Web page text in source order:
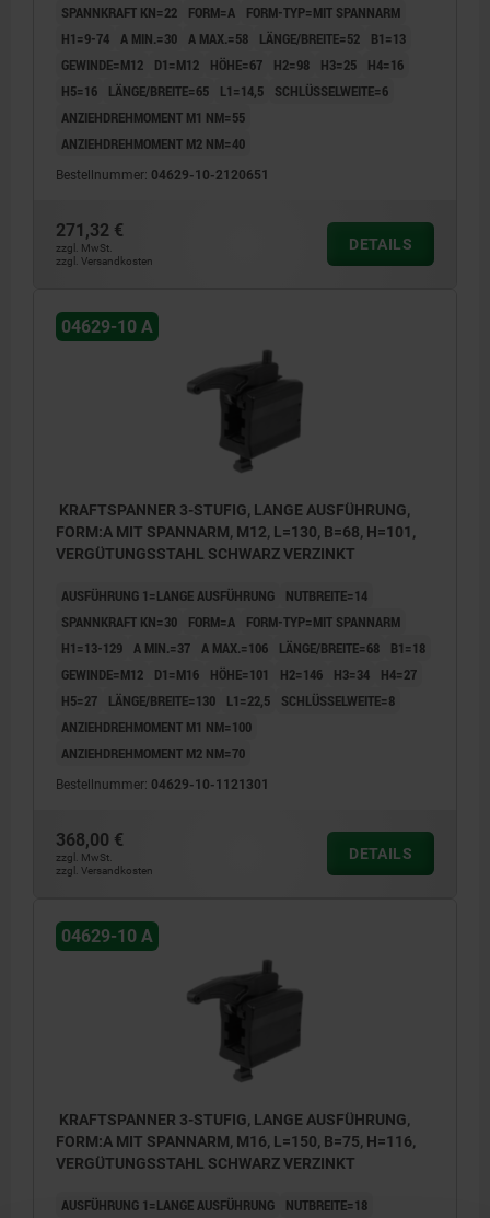
SPANNKRAFT KN=22
FORM=A
FORM-TYP=MIT SPANNARM
H1=9-74 A MIN.=30 A MAX.=58 LÄNGE/BREITE=52
B1=13
GEWINDE=M12
D1=M12 HÖHE=67 H2=98 H3=25
H4=16
H5=16
LÄNGE/BREITE=65 L1=14,5
SCHLÜSSELWEITE=6
ANZIEHDREHMOMENT M1 NM=55
ANZIEHDREHMOMENT M2 NM=40
Bestellnummer: 04629-10-2120651
271,32 €
zzgl. MwSt.
zzgl. Versandkosten
DETAILS
04629-10 A
KRAFTSPANNER 3-STUFIG, LANGE AUSFÜHRUNG,
FORM:A MIT SPANNARM, M12, L=130, B=68, H=101,
VERGÜTUNGSSTAHL SCHWARZ VERZINKT
AUSFÜHRUNG 1=LANGE AUSFÜHRUNG
NUTBREITE=14
SPANNKRAFT KN=30
FORM=A
FORM-TYP=MIT SPANNARM
H1=13-129 A MIN.=37 A MAX.=106 LÄNGE/BREITE=68
B1=18
GEWINDE=M12
D1=M16 HÖHE=101 H2=146 H3=34
H4=27
H5=27
LÄNGE/BREITE=130 L1=22,5
SCHLÜSSELWEITE=8
ANZIEHDREHMOMENT M1 NM=100
ANZIEHDREHMOMENT M2 NM=70
Bestellnummer: 04629-10-1121301
368,00 €
zzgl. MwSt.
zzgl. Versandkosten
DETAILS
04629-10 A
KRAFTSPANNER 3-STUFIG, LANGE AUSFÜHRUNG,
FORM:A MIT SPANNARM, M16, L=150, B=75, H=116,
VERGÜTUNGSSTAHL SCHWARZ VERZINKT
AUSFÜHRUNG 1=LANGE AUSFÜHRUNG NUTBREITE=18